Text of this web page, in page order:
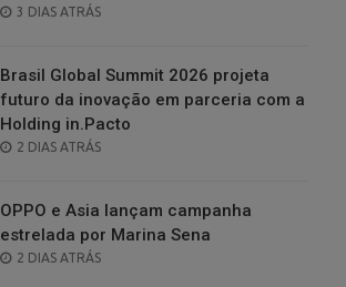
POSTED
3 DIAS ATRÁS
Brasil Global Summit 2026 projeta
futuro da inovação em parceria com a
Holding in.Pacto
POSTED
2 DIAS ATRÁS
OPPO e Asia lançam campanha
estrelada por Marina Sena
POSTED
2 DIAS ATRÁS